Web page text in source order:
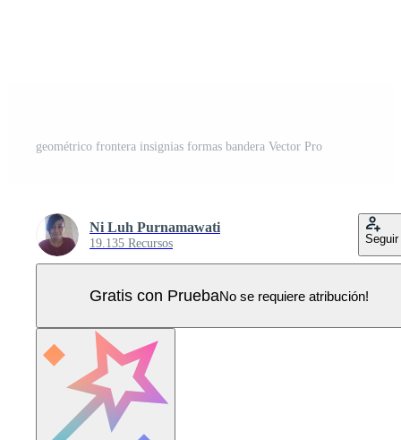
geométrico frontera insignias formas bandera Vector Pro
Ni Luh Purnamawati
19.135 Recursos Seguir
Gratis con PruebaNo se requiere atribución!